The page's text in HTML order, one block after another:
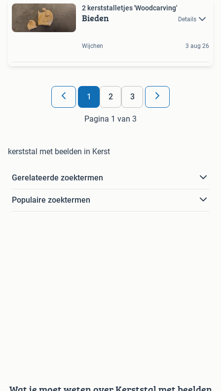
2 kerststalletjes 'Woodcarving'
Bieden Details
Wijchen 3 aug 26
1 2 3
Pagina 1 van 3
kerststal met beelden in Kerst
Gerelateerde zoektermen
Populaire zoektermen